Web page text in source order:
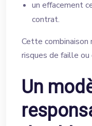
un effacement
contrat.
Cette
risques de faille ou
Un